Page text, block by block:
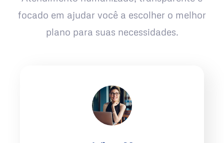
focado em ajudar você a escolher o melhor
plano para suas necessidades.